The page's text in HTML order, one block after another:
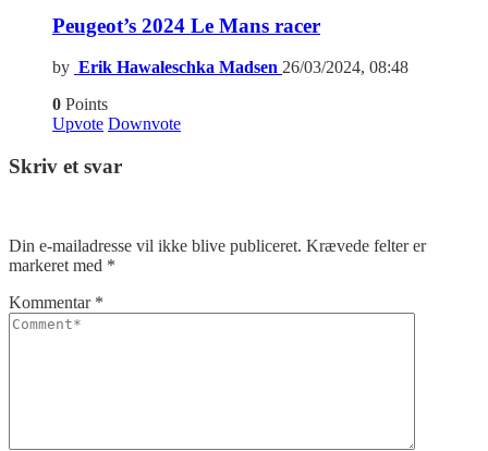
Peugeot’s 2024 Le Mans racer
by Erik Hawaleschka Madsen 26/03/2024, 08:48
0 Points
Upvote Downvote
Skriv et svar
Din e-mailadresse vil ikke blive publiceret. Krævede felter er
markeret med *
Kommentar *